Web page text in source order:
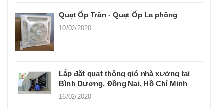
Quạt Ốp Trần - Quạt Ốp La phông
10/02/2020
Lắp đặt quạt thông gió nhà xưởng tại
Bình Dương, Đồng Nai, Hồ Chí Minh
16/02/2020